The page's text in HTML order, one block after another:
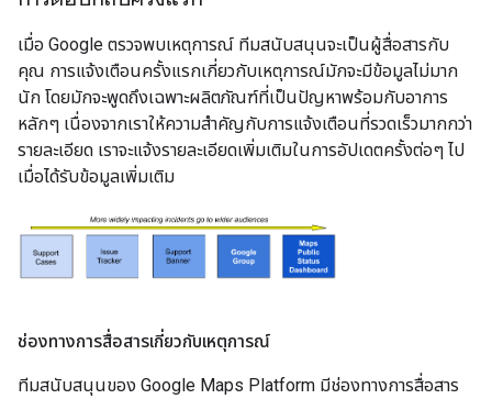
เมื่อ Google ตรวจพบเหตุการณ์ ทีมสนับสนุนจะเป็นผู้สื่อสารกับ
คุณ การแจ้งเตือนครั้งแรกเกี่ยวกับเหตุการณ์มักจะมีข้อมูลไม่มาก
นัก โดยมักจะพูดถึงเฉพาะผลิตภัณฑ์ที่เป็นปัญหาพร้อมกับอาการ
หลักๆ เนื่องจากเราให้ความสำคัญกับการแจ้งเตือนที่รวดเร็วมากกว่า
รายละเอียด เราจะแจ้งรายละเอียดเพิ่มเติมในการอัปเดตครั้งต่อๆ ไป
เมื่อได้รับข้อมูลเพิ่มเติม
ช่องทางการสื่อสารเกี่ยวกับเหตุการณ์
ทีมสนับสนุนของ Google Maps Platform มีช่องทางการสื่อสาร